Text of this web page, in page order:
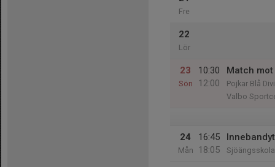
Fre
22
Lör
23
Sön
10:30
12:00
Match mot
Pojkar Blå
Valbo
24
Mån
16:45
18:05